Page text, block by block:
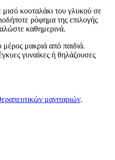
κουταλάκι του γλυκού σε
ρόφημα της επιλογής
καθημερινά.
μακριά από παιδιά.
γυναίκες ή θηλάζουσες
μανιταριών.